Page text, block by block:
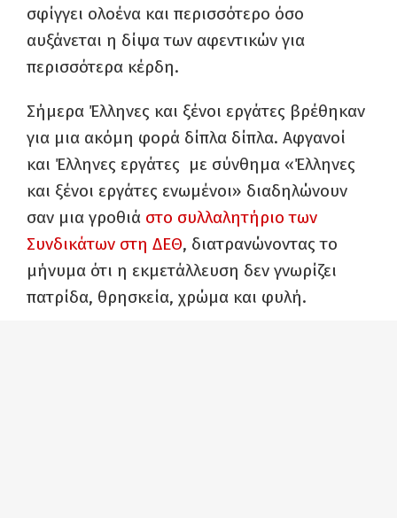
σφίγγει ολοένα και περισσότερο όσο
αυξάνεται η δίψα των αφεντικών για
περισσότερα κέρδη.
Σήμερα Έλληνες και ξένοι εργάτες βρέθηκαν
για μια ακόμη φορά δίπλα δίπλα. Αφγανοί
και Έλληνες εργάτες με σύνθημα «Έλληνες
και ξένοι εργάτες ενωμένοι» διαδηλώνουν
σαν μια γροθιά στο συλλαλητήριο των
Συνδικάτων στη ΔΕΘ, διατρανώνοντας το
μήνυμα ότι η εκμετάλλευση δεν γνωρίζει
πατρίδα, θρησκεία, χρώμα και φυλή.